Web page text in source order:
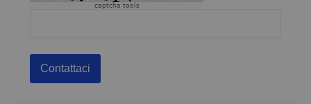
captcha tools
Contattaci